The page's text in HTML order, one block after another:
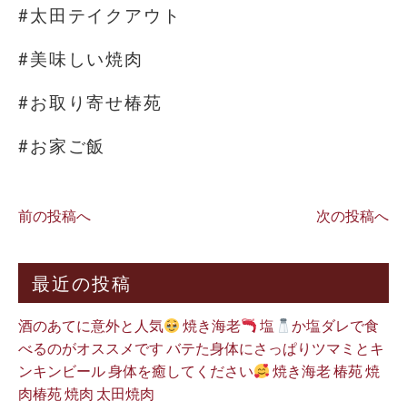
#太田テイクアウト
#美味しい焼肉
#お取り寄せ椿苑
#お家ご飯
前の投稿へ 次の投稿へ
最近の投稿
酒のあてに意外と人気 焼き海老 塩
か塩ダレで食
べるのがオススメです バテた身体にさっぱりツマミとキ
ンキンビール 身体を癒してください
焼き海老 椿苑 焼
肉椿苑 焼肉 太田焼肉